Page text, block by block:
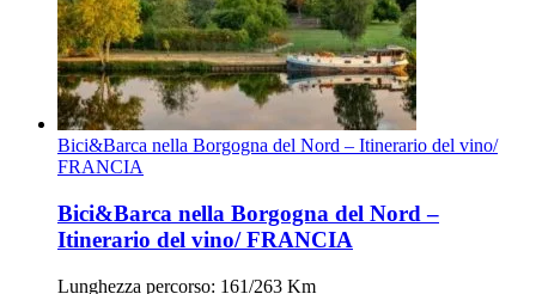
Bici&Barca nella Borgogna del Nord – Itinerario del vino/
FRANCIA
Bici&Barca nella Borgogna del Nord –
Itinerario del vino/ FRANCIA
Lunghezza percorso: 161/263 Km